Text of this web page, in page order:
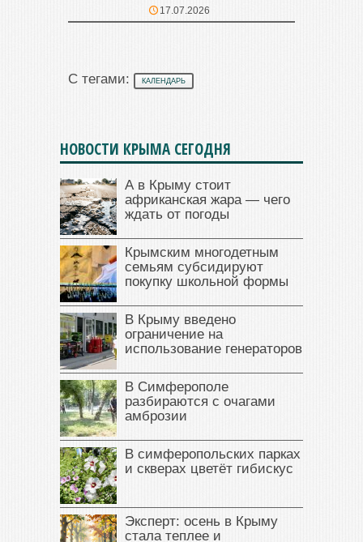
17.07.2026
С тегами: КАЛЕНДАРЬ
НОВОСТИ КРЫМА СЕГОДНЯ
А в Крыму стоит
африканская жара — чего
ждать от погоды
Крымским многодетным
семьям субсидируют
покупку школьной формы
В Крыму введено
ограничение на
использование генераторов
В Симферополе
разбираются с очагами
амброзии
В симферопольских парках
и скверах цветёт гибискус
Эксперт: осень в Крыму
стала теплее и